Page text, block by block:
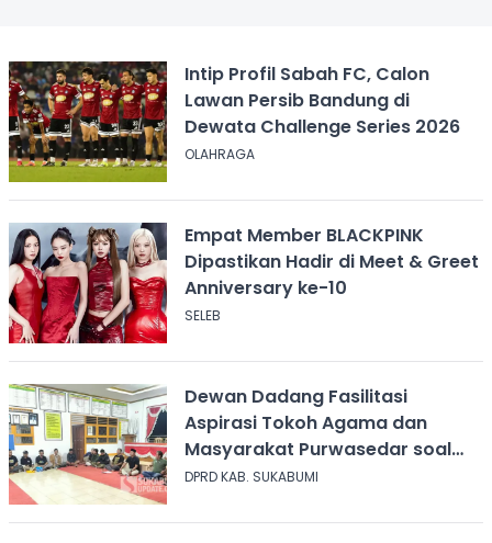
Intip Profil Sabah FC, Calon
Lawan Persib Bandung di
Dewata Challenge Series 2026
OLAHRAGA
Empat Member BLACKPINK
Dipastikan Hadir di Meet & Greet
Anniversary ke-10
SELEB
Dewan Dadang Fasilitasi
Aspirasi Tokoh Agama dan
Masyarakat Purwasedar soal
Penolakan Konser Reggae
DPRD KAB. SUKABUMI